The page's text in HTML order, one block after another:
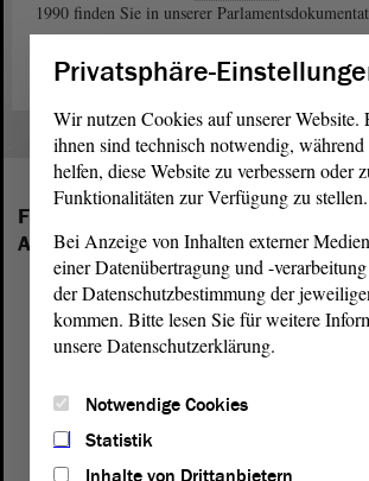
1990 finden Sie in unserer
Folgende Fraktionen sind im
Anhalt vertreten:
Privatsphäre-
Wir nutzen Cookies auf unserer Website.
ihnen sind technisch notwendig, während
helfen, diese Website zu verbessern oder
Funktionalitäten zur Verfügung zu stellen.
Bei Anzeige von Inhalten externer
einer Datenübertragung und -
der Datenschutzbestimmung der
kommen. Bitte lesen Sie für weitere
unsere Datenschutzerklärung.
Notwendige Cookies
Statistik
Inhalte von Drittanbietern